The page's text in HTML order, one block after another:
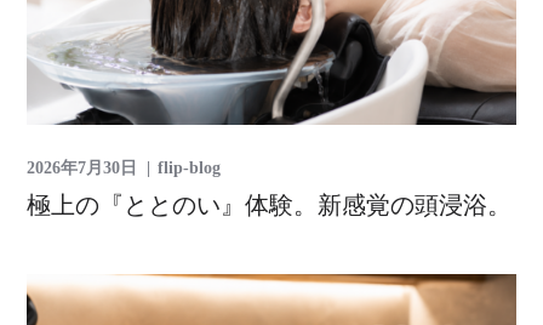
2026年7月30日 flip-blog
極上の『ととのい』体験。新感覚の頭浸浴。